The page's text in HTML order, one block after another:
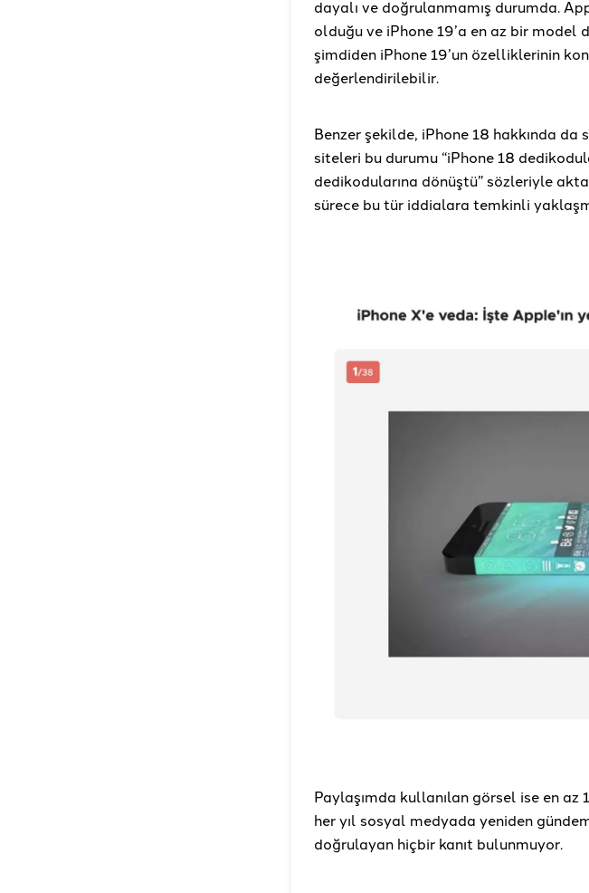
dayalı ve doğrulanmamış durumda.
olduğu ve iPhone 19’a en az bir model
şimdiden iPhone 19’un özelliklerinin
değerlendirilebilir.
Benzer şekilde, iPhone 18 hakkında
siteleri bu durumu “iPhone 18
dedikodularına dönüştü” sözleriyle
sürece bu tür iddialara temkinli
Paylaşımda kullanılan görsel ise en az
her yıl sosyal medyada yeniden
doğrulayan hiçbir kanıt bulunmuyor.